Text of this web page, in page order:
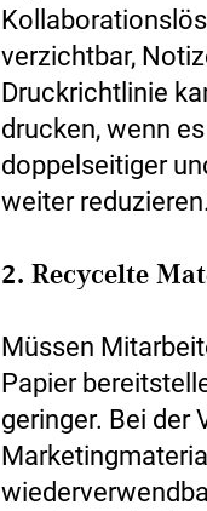
verzichtbar,
Druckrichtlinie
drucken, wenn
doppelseitiger
weiter reduzieren.
2. Recycelte
Müssen
Papier
geringer. Bei der